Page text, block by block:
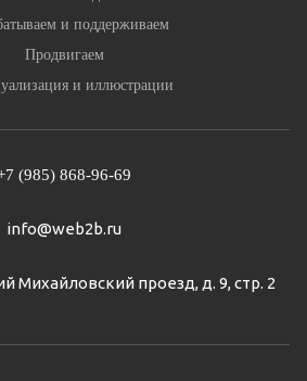
и поддерживаем
Продвигаем
и иллюстрации
(985) 868-96-69
info@web2b.ru
Михайловский проезд, д. 9, стр. 2